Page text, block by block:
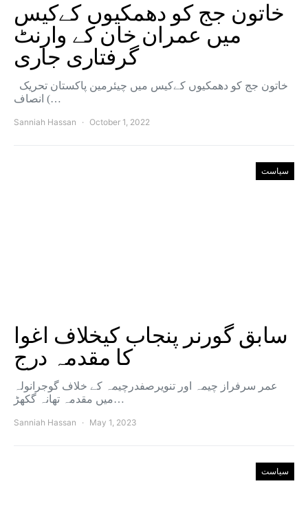
خاتون جج کو دھمکیوں کےکیس
میں عمران خان کے وارنٹ
گرفتاری جاری
انصاف (…
Sanniah Hassan October 1, 2022
سیاست
سابق گورنر پنجاب کیخلاف اغوا
کا مقدمہ درج
عمر سرفراز چیمہ اور تنویرصفدرچیمہ کے خلاف گوجرانولہ
میں مقدمہ تھانہ گکھڑ…
Sanniah Hassan May 1, 2023
سیاست